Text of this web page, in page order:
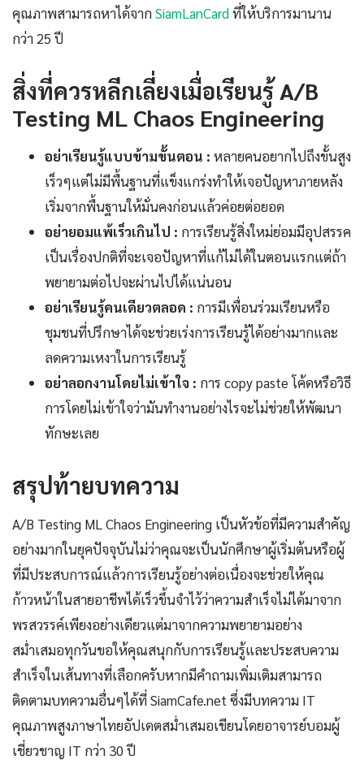
คุณภาพสามารถหาได้จากSiamLanCardที่ให้บริการมานาน
กว่า 25 ปี
สิ่งที่ควรหลีกเลี่ยงเมื่อเรียนรู้ A/B
Testing ML Chaos Engineering
อย่าเรียนรู้แบบข้ามขั้นตอน : หลายคนอยากไปถึงขั้นสูง
เร็วๆแต่ไม่มีพื้นฐานที่แข็งแกร่งทำให้เจอปัญหาภายหลัง
เริ่มจากพื้นฐานให้มั่นคงก่อนแล้วค่อยต่อยอด
อย่ายอมแพ้เร็วเกินไป : การเรียนรู้สิ่งใหม่ย่อมมีอุปสรรค
เป็นเรื่องปกติที่จะเจอปัญหาที่แก้ไม่ได้ในตอนแรกแต่ถ้า
พยายามต่อไปจะผ่านไปได้แน่นอน
อย่าเรียนรู้คนเดียวตลอด : การมีเพื่อนร่วมเรียนหรือ
ชุมชนที่ปรึกษาได้จะช่วยเร่งการเรียนรู้ได้อย่างมากและ
ลดความเหงาในการเรียนรู้
อย่าลอกงานโดยไม่เข้าใจ : การ copy paste โค้ดหรือวิธี
การโดยไม่เข้าใจว่ามันทำงานอย่างไรจะไม่ช่วยให้พัฒนา
ทักษะเลย
สรุปท้ายบทความ
A/B Testing ML Chaos Engineering เป็นหัวข้อที่มีความสำคัญ
อย่างมากในยุคปัจจุบันไม่ว่าคุณจะเป็นนักศึกษาผู้เริ่มต้นหรือผู้
ที่มีประสบการณ์แล้วการเรียนรู้อย่างต่อเนื่องจะช่วยให้คุณ
ก้าวหน้าในสายอาชีพได้เร็วขึ้นจำไว้ว่าความสำเร็จไม่ได้มาจาก
พรสวรรค์เพียงอย่างเดียวแต่มาจากความพยายามอย่าง
สม่ำเสมอทุกวันขอให้คุณสนุกกับการเรียนรู้และประสบความ
สำเร็จในเส้นทางที่เลือกครับหากมีคำถามเพิ่มเติมสามารถ
ติดตามบทความอื่นๆได้ที่ SiamCafe.net ซึ่งมีบทความ IT
คุณภาพสูงภาษาไทยอัปเดตสม่ำเสมอเขียนโดยอาจารย์บอมผู้
เชี่ยวชาญ IT กว่า 30 ปี